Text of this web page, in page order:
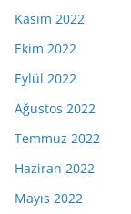
Kasım 2022
Ekim 2022
Eylül 2022
Ağustos 2022
Temmuz 2022
Haziran 2022
Mayıs 2022